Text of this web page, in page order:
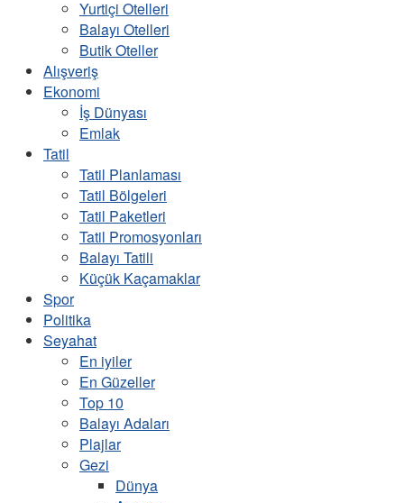
Yurtiçi Otelleri
Balayı Otelleri
Butik Oteller
Alışveriş
Ekonomi
İş Dünyası
Emlak
Tatil
Tatil Planlaması
Tatil Bölgeleri
Tatil Paketleri
Tatil Promosyonları
Balayı Tatili
Küçük Kaçamaklar
Spor
Politika
Seyahat
En iyiler
En Güzeller
Top 10
Balayı Adaları
Plajlar
Gezi
Dünya